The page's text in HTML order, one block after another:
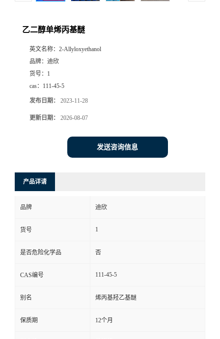
厅
方
式
在
线
留
乙二醇单烯丙基醚
英文名称： 2-Allyloxyethanol
品牌： 迪欣
货号： 1
cas： 111-45-5
发布日期： 2023-11-28
更新日期： 2026-08-07
发送咨询信息
产品详请
品牌 迪欣
货号 1
是否危险化学品 否
CAS编号 111-45-5
别名 烯丙基羟乙基醚
保质期 12个月